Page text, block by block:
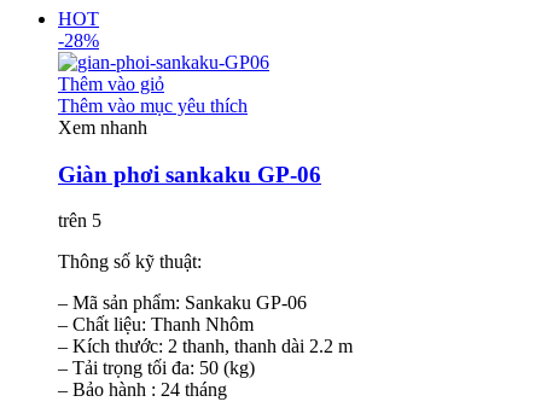
HOT
-28%
Thêm vào giỏ
Thêm vào mục yêu thích
Xem nhanh
Giàn phơi sankaku GP-06
trên 5
Thông số kỹ thuật:
– Mã sản phẩm: Sankaku GP-06
– Chất liệu: Thanh Nhôm
– Kích thước: 2 thanh, thanh dài 2.2 m
– Tải trọng tối đa: 50 (kg)
– Bảo hành : 24 tháng